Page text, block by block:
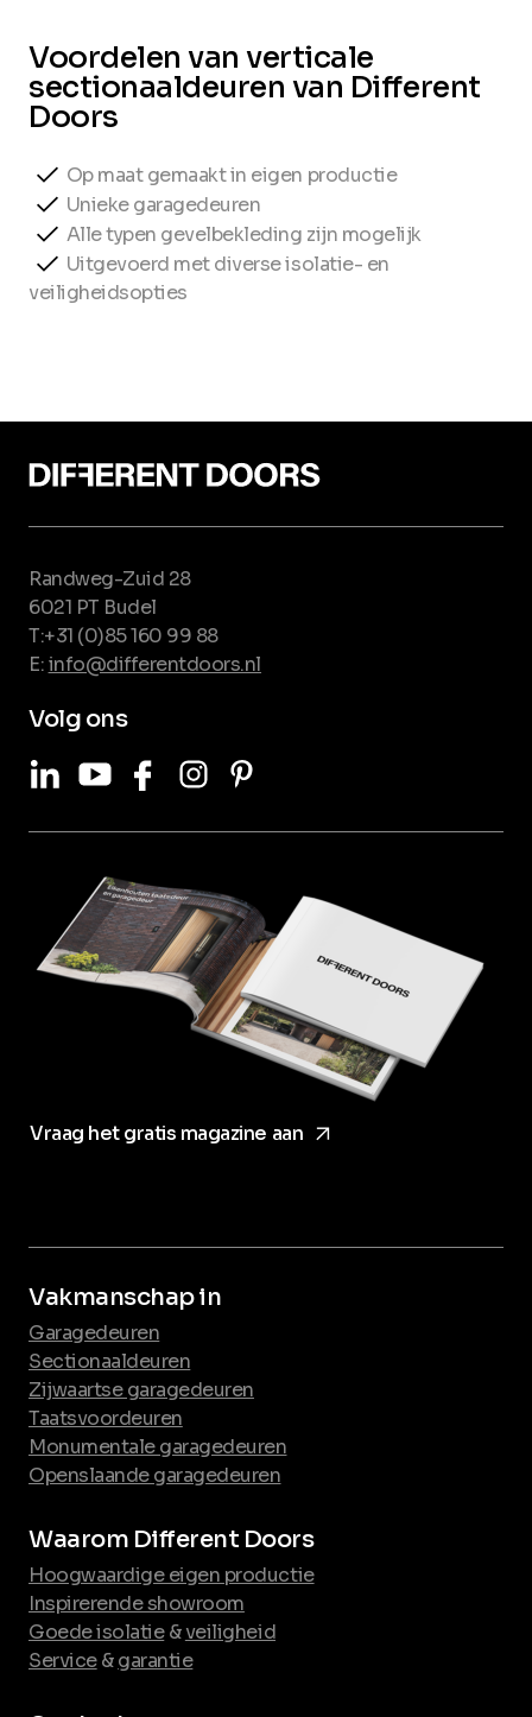
Voordelen van verticale
sectionaaldeuren van Different
Doors
Op maat gemaakt in eigen productie
Unieke garagedeuren
Alle typen gevelbekleding zijn mogelijk
Uitgevoerd met diverse isolatie- en
veiligheidsopties
Randweg-Zuid 28
6021 PT Budel
T:+31 (0)85 160 99 88
E:info@differentdoors.nl
Volg ons
LinkedInYoutubeFacebookInstagram
Vakmanschap in
Garagedeuren
Sectionaaldeuren
Zijwaartse garagedeuren
Taatsvoordeuren
Monumentale garagedeuren
Openslaande garagedeuren
Waarom Different Doors
Hoogwaardige eigen productie
Inspirerende showroom
Goede isolatie&veiligheid
Service&garantie
Vraag het gratis magazine aanarrow_forward